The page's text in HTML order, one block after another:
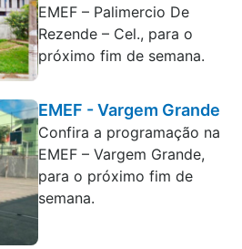
EMEF – Palimercio De
Rezende – Cel., para o
próximo fim de semana.
EMEF - Vargem Grande
Confira a programação na
EMEF – Vargem Grande,
para o próximo fim de
semana.